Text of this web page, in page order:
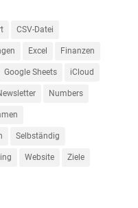
CSV-Datei
Excel Finanzen
Google Sheets iCloud
Numbers
Selbständig
Website Ziele